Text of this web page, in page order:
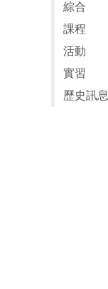
綜合
課程
活動
實習
歷史訊息